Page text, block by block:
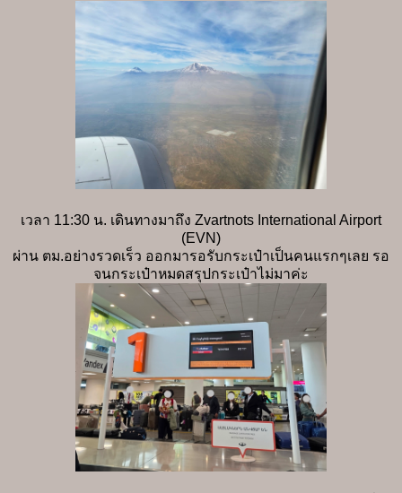
เวลา 11:30 น. เดินทางมาถึง Zvartnots International Airport
(EVN)
ผ่าน ตม.อย่างรวดเร็ว ออกมารอรับกระเป๋าเป็นคนแรกๆเลย รอ
จนกระเป๋าหมดสรุปกระเป๋าไม่มาค่ะ